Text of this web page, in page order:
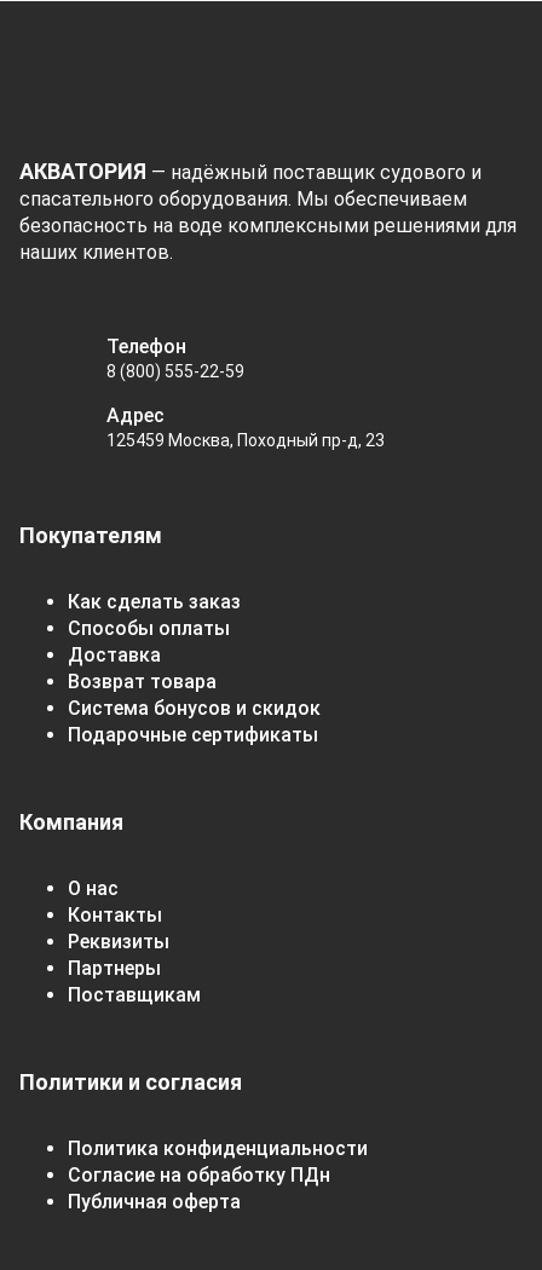
АКВАТОРИЯ — надёжный поставщик судового и
спасательного оборудования. Мы обеспечиваем
безопасность на воде комплексными решениями для
наших клиентов.
Покупателям
Как сделать заказ
Способы оплаты
Доставка
Возврат товара
Система бонусов и скидок
Подарочные сертификаты
Компания
О нас
Контакты
Реквизиты
Партнеры
Поставщикам
Политики и согласия
Политика конфиденциальности
Согласие на обработку ПДн
Публичная оферта
Телефон
8 (800) 555-22-59
Адрес
125459 Москва, Походный пр-д, 23